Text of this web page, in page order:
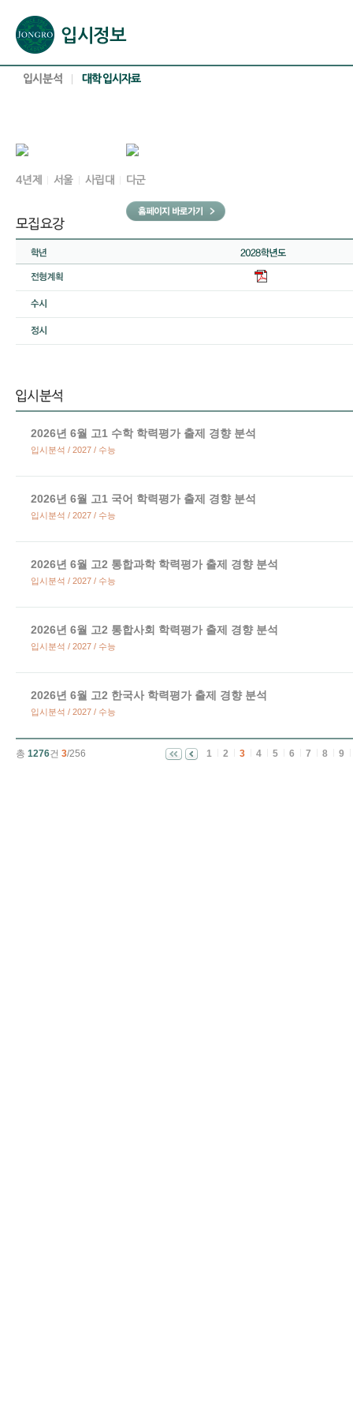
2026년 6월 고1 수학 학력평가 출제 경향 분석
입시분석 / 2027 / 수능
2026년 6월 고1 국어 학력평가 출제 경향 분석
입시분석 / 2027 / 수능
2026년 6월 고2 통합과학 학력평가 출제 경향 분석
입시분석 / 2027 / 수능
2026년 6월 고2 통합사회 학력평가 출제 경향 분석
입시분석 / 2027 / 수능
2026년 6월 고2 한국사 학력평가 출제 경향 분석
입시분석 / 2027 / 수능
총 1276건 3/256 1 2 3 4 5 6 7 8 9